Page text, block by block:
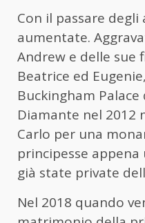
Con il passare
aumentate.
Andrew e delle sue
Beatrice ed
Buckingham
Diamante nel 2012
Carlo per una
principesse
già state private
Nel 2018 quando